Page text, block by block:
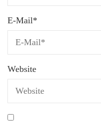
E-Mail*
Website